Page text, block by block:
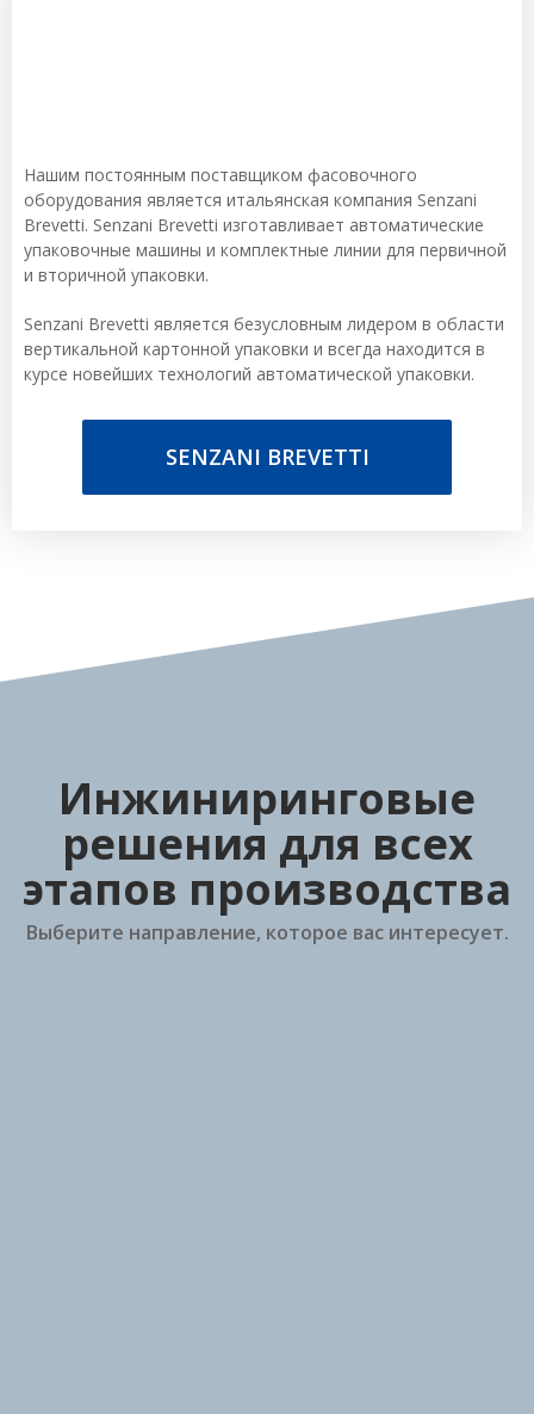
Нашим постоянным поставщиком фасовочного
оборудования является итальянская компания Senzani
Brevetti. Senzani Brevetti изготавливает автоматические
упаковочные машины и комплектные линии для первичной
и вторичной упаковки.
Senzani Brevetti является безусловным лидером в области
вертикальной картонной упаковки и всегда находится в
курсе новейших технологий автоматической упаковки.
SENZANI BREVETTI
Инжиниринговые
решения для всех
этапов производства
Выберите направление, которое вас интересует.